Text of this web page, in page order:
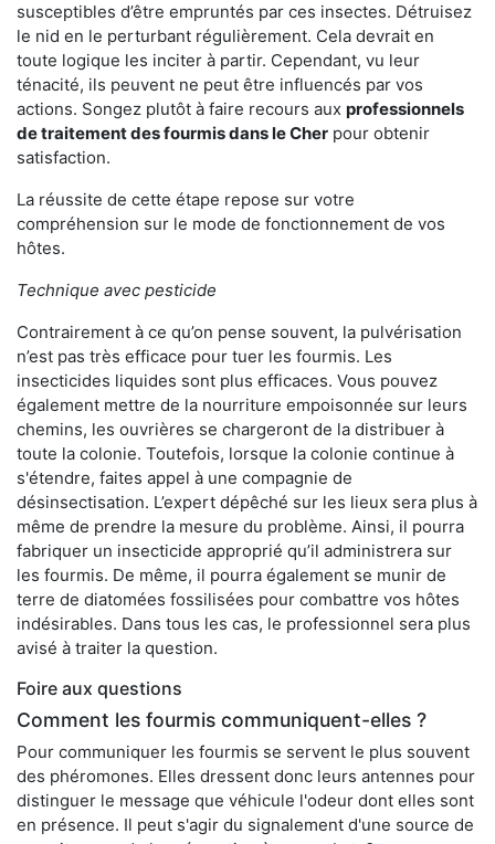
susceptibles d’être empruntés par ces insectes. Détruisez
le nid en le perturbant régulièrement. Cela devrait en
toute logique les inciter à partir. Cependant, vu leur
ténacité, ils peuvent ne peut être influencés par vos
actions. Songez plutôt à faire recours aux professionnels
de traitement des fourmis dans le Cher pour obtenir
satisfaction.
La réussite de cette étape repose sur votre
compréhension sur le mode de fonctionnement de vos
hôtes.
Technique avec pesticide
Contrairement à ce qu’on pense souvent, la pulvérisation
n’est pas très efficace pour tuer les fourmis. Les
insecticides liquides sont plus efficaces. Vous pouvez
également mettre de la nourriture empoisonnée sur leurs
chemins, les ouvrières se chargeront de la distribuer à
toute la colonie. Toutefois, lorsque la colonie continue à
s'étendre, faites appel à une compagnie de
désinsectisation. L’expert dépêché sur les lieux sera plus à
même de prendre la mesure du problème. Ainsi, il pourra
fabriquer un insecticide approprié qu’il administrera sur
les fourmis. De même, il pourra également se munir de
terre de diatomées fossilisées pour combattre vos hôtes
indésirables. Dans tous les cas, le professionnel sera plus
avisé à traiter la question.
Foire aux questions
Comment les fourmis communiquent-elles ?
Pour communiquer les fourmis se servent le plus souvent
des phéromones. Elles dressent donc leurs antennes pour
distinguer le message que véhicule l'odeur dont elles sont
en présence. Il peut s'agir du signalement d'une source de